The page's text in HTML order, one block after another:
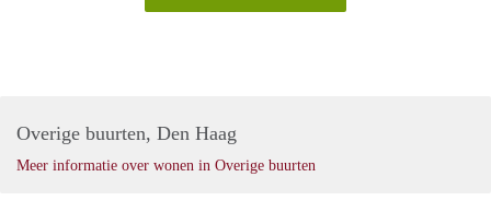
Overige buurten, Den Haag
Meer informatie over wonen in Overige buurten